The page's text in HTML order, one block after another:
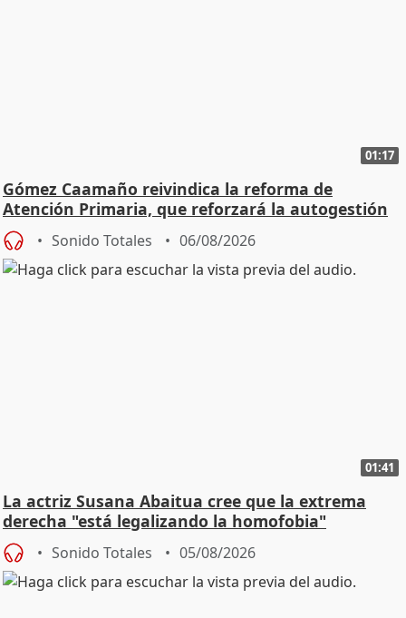
01:17
Gómez Caamaño reivindica la reforma de
Atención Primaria, que reforzará la autogestión
Sonido Totales 06/08/2026
01:41
La actriz Susana Abaitua cree que la extrema
derecha "está legalizando la homofobia"
Sonido Totales 05/08/2026